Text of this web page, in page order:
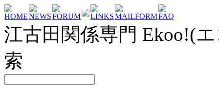
HOMENEWSFORUM LINKSMAILFORMFAQ
江古田関係専門 Ekoo!(
索